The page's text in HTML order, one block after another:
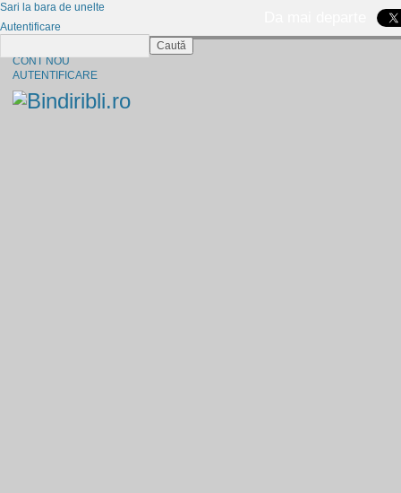
CONT NOU
AUTENTIFICARE
Sari la bara de unelte
Autentificare
Caută